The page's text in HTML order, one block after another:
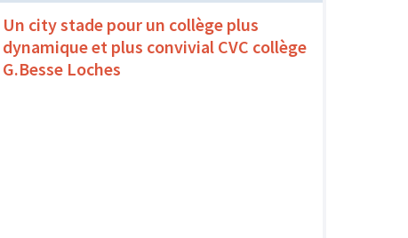
Un city stade pour un collège plus
dynamique et plus convivial CVC collège
G.Besse Loches